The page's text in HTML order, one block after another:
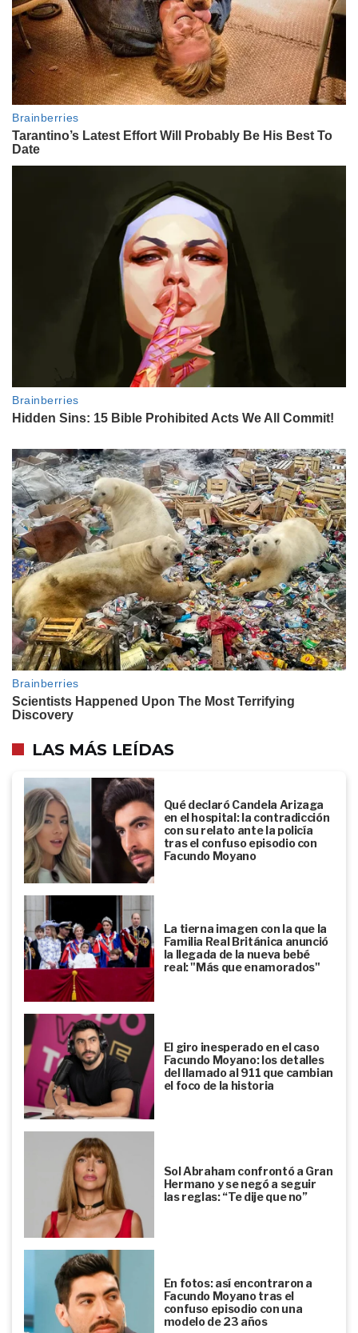
LAS MÁS LEÍDAS
Qué declaró Candela Arizaga
en el hospital: la contradicción
con su relato ante la policía
tras el confuso episodio con
Facundo Moyano
La tierna imagen con la que la
Familia Real Británica anunció
la llegada de la nueva bebé
real: "Más que enamorados"
El giro inesperado en el caso
Facundo Moyano: los detalles
del llamado al 911 que cambian
el foco de la historia
Sol Abraham confrontó a Gran
Hermano y se negó a seguir
las reglas: “Te dije que no”
En fotos: así encontraron a
Facundo Moyano tras el
confuso episodio con una
modelo de 23 años